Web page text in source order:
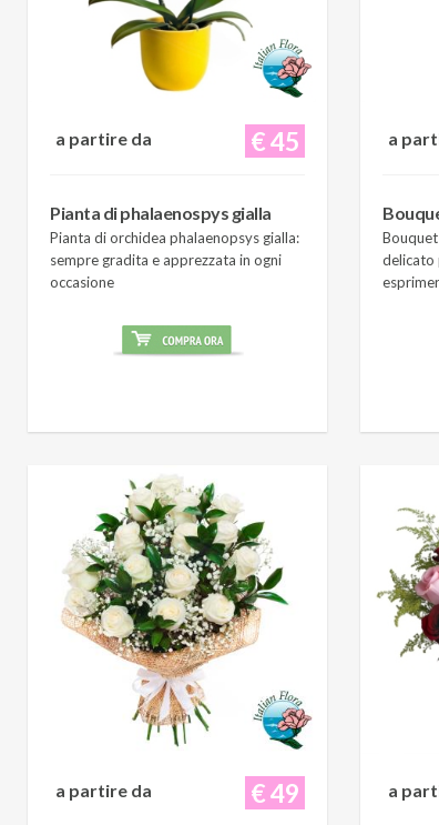
€ 45
a partire da
Pianta di phalaenospys gialla
Pianta di orchidea phalaenopsys gialla:
sempre gradita e apprezzata in ogni
occasione
a
delicato
€ 49
a partire da a